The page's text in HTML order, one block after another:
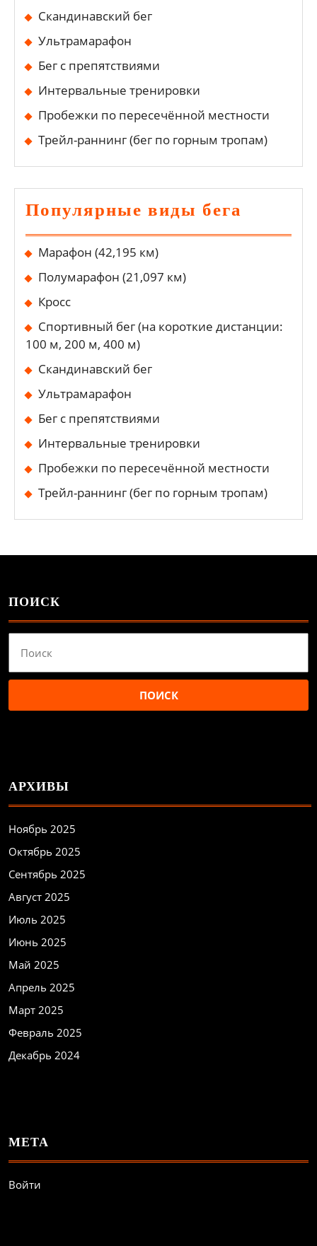
Скандинавский бег
Ультрамарафон
Бег с препятствиями
Интервальные тренировки
Пробежки по пересечённой местности
Трейл-раннинг (бег по горным тропам)
Популярные виды бега
Марафон (42,195 км)
Полумарафон (21,097 км)
Кросс
Спортивный бег (на короткие дистанции:
100 м, 200 м, 400 м)
Скандинавский бег
Ультрамарафон
Бег с препятствиями
Интервальные тренировки
Пробежки по пересечённой местности
Трейл-раннинг (бег по горным тропам)
ПОИСК
АРХИВЫ
Ноябрь 2025
Октябрь 2025
Сентябрь 2025
Август 2025
Июль 2025
Июнь 2025
Май 2025
Апрель 2025
Март 2025
Февраль 2025
Декабрь 2024
МЕТА
Войти